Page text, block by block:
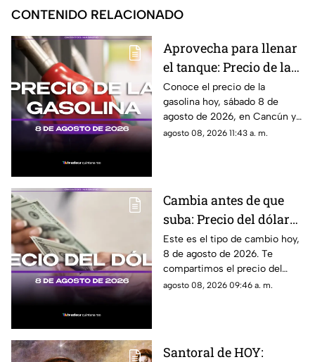
CONTENIDO RELACIONADO
Aprovecha para llenar
el tanque: Precio de la
gasolina HOY, sábado 8
de agosto de 2026, en
Quintana Roo
Conoce el precio de la
gasolina hoy, sábado 8 de
agosto de 2026, en Cancún y
el resto de Quintana Roo. Este
agosto 08, 2026 11:43 a. m.
Cambia antes de que
suba: Precio del dólar
estadounidense HOY,
sábado 8 de agosto de
2026, en Cancún
Este es el tipo de cambio hoy,
8 de agosto de 2026. Te
compartimos el precio del
dólar hoy en Cancún, así como
agosto 08, 2026 09:46 a. m.
Santoral de HOY: